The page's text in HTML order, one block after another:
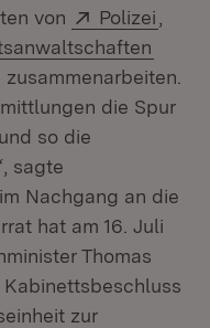
von
Extern:
Polizei
die Spur
so die
sagte
Nachgang an die
hat am 16. Juli
Thomas
zur